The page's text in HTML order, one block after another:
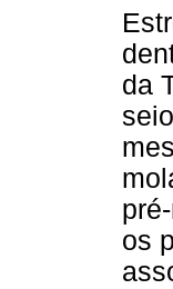
da
os